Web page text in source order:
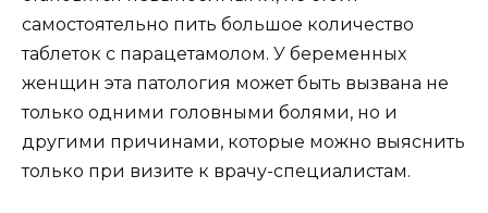
самостоятельно пить большое количество
таблеток с парацетамолом. У беременных
женщин эта патология может быть вызвана не
только одними головными болями, но и
другими причинами, которые можно выяснить
только при визите к врачу-специалистам.